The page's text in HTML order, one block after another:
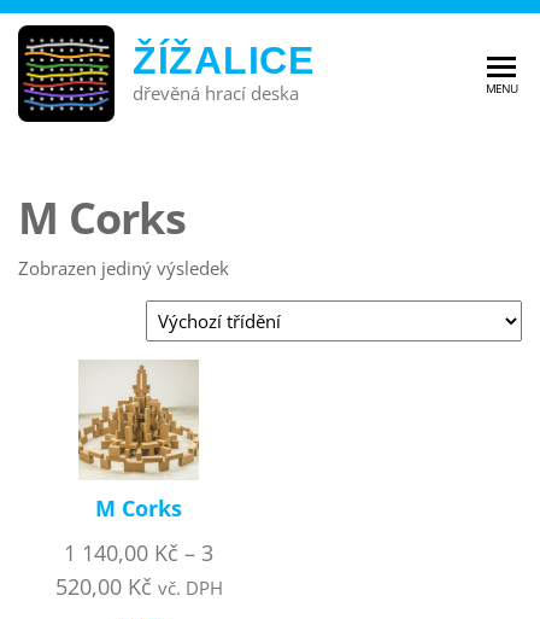
ŽÍŽALICE
dřevěná hrací deska MENU
M Corks
Zobrazen jediný výsledek
M Corks
1 140,00 Kč – 3
520,00 Kč vč. DPH